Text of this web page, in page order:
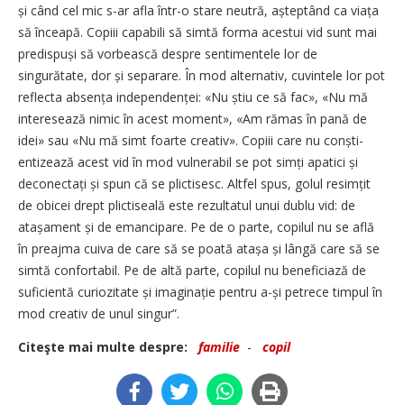
și când cel mic s-ar afla într-o stare neutră, așteptând ca viața
să înceapă. Copiii capabili să simtă forma acestui vid sunt mai
predispuși să vorbească despre sentimentele lor de
singurătate, dor și separare. În mod alternativ, cuvintele lor pot
reflecta absența independenței: «Nu știu ce să fac», «Nu mă
interesează nimic în acest moment», «Am rămas în pană de
idei» sau «Nu mă simt foarte creativ». Copiii care nu con­ști­
entizează acest vid în mod vulnerabil se pot simți apatici și
deco­nectați și spun că se plictisesc. Altfel spus, golul resimțit
de obicei drept plictiseală este rezultatul unui dublu vid: de
atașament și de emancipare. Pe de o parte, copilul nu se află
în preajma cuiva de care să se poată atașa și lângă care să se
simtă confortabil. Pe de altă parte, copilul nu beneficiază de
suficientă curiozitate și ima­gi­nație pentru a-și petrece timpul în
mod creativ de unul singur”.
Citeşte mai multe despre:
familie - copil